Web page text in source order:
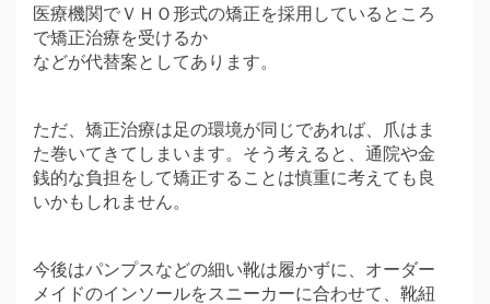
医療機関でＶＨＯ形式の矯正を採用しているところ
で矯正治療を受けるか
などが代替案としてあります。
ただ、矯正治療は足の環境が同じであれば、爪はま
た巻いてきてしまいます。そう考えると、通院や金
銭的な負担をして矯正することは慎重に考えても良
いかもしれません。
今後はパンプスなどの細い靴は履かずに、オーダー
メイドのインソールをスニーカーに合わせて、靴紐